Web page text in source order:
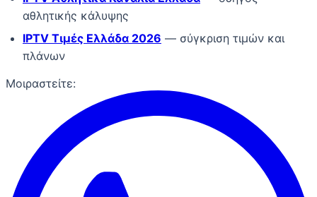
αθλητικής κάλυψης
IPTV Τιμές Ελλάδα 2026 — σύγκριση τιμών και
πλάνων
Μοιραστείτε: